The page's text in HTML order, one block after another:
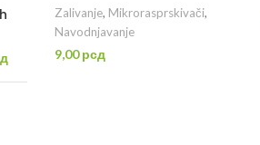
Trenutna
Zalivanje, Mikrorasprskivači,
Navodnjavanje
9,00рсд